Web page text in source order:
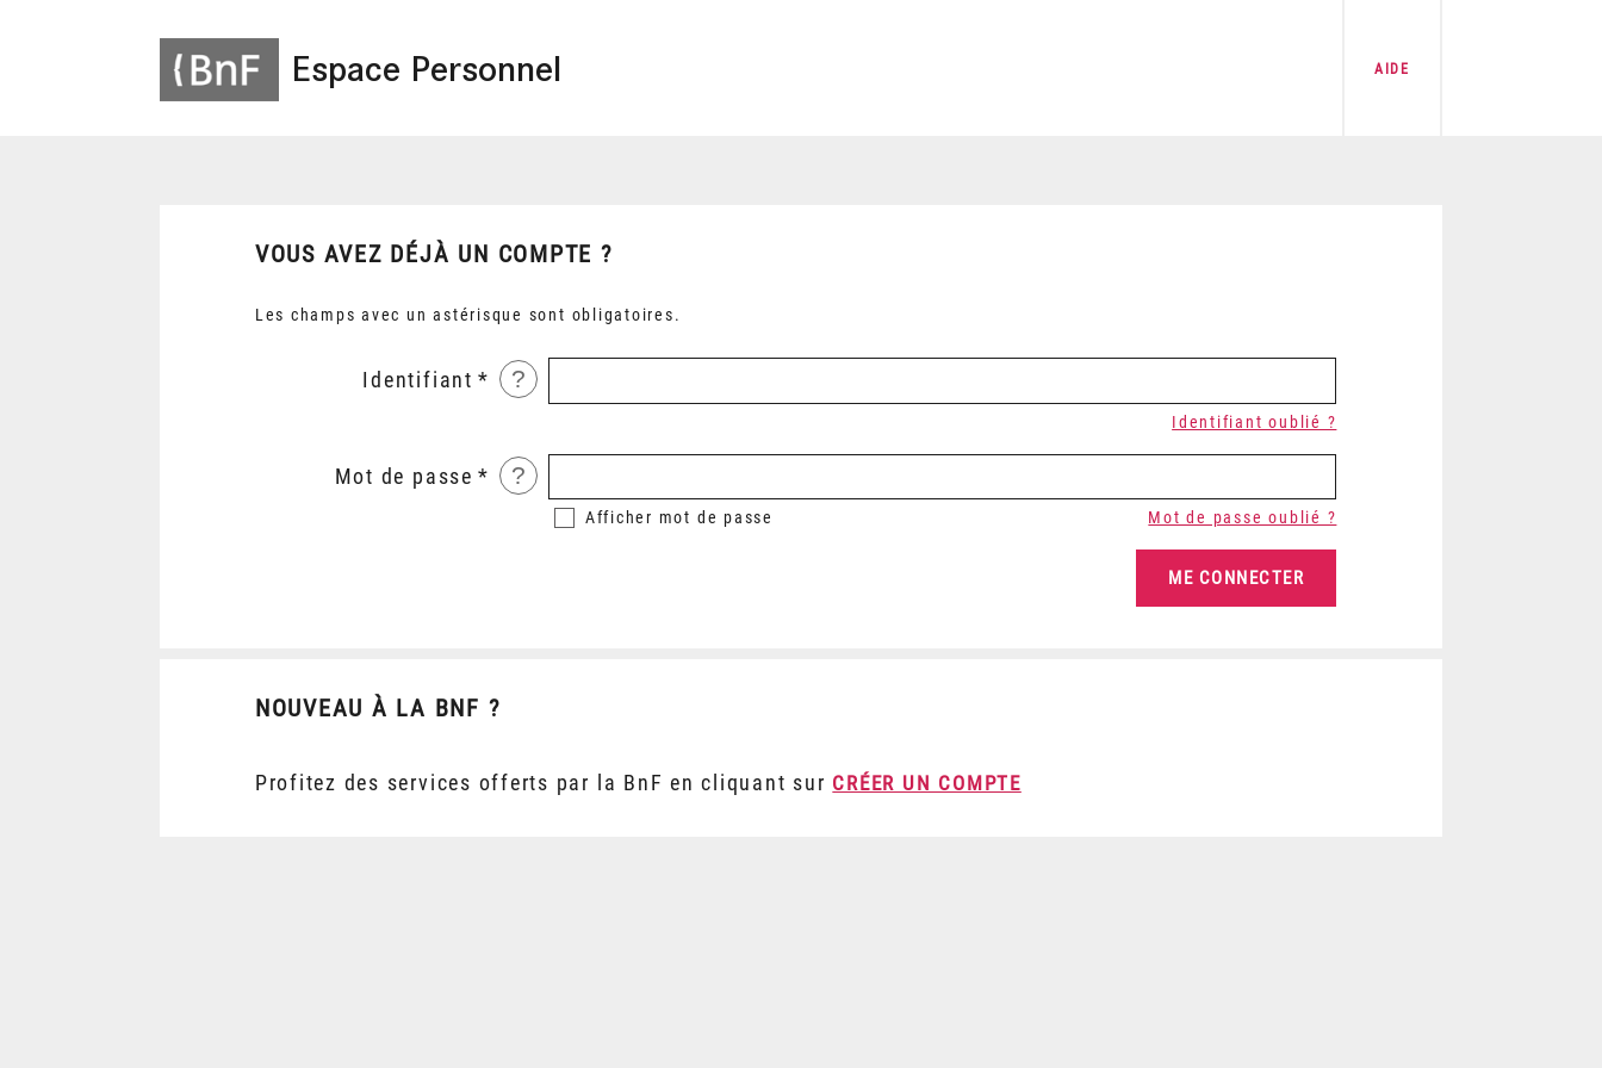
Espace Personnel AIDE
VOUS AVEZ DÉJÀ UN COMPTE ?
Les champs avec un astérisque sont obligatoires.
Identifiant ?
Identifiant oublié ?
Mot de passe ?
Afficher mot de passe Mot de passe oublié ?
NOUVEAU À LA BNF ?
Profitez des services offerts par la BnF en cliquant sur CRÉER UN COMPTE